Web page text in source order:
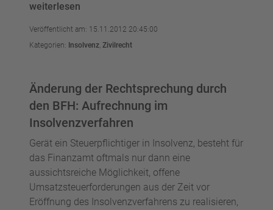
weiterlesen
Veröffentlicht am: 15.11.2012 20:45:00
Kategorien: Insolvenz, Zivilrecht
Änderung der Rechtsprechung durch
den BFH: Aufrechnung im
Insolvenzverfahren
Gerät ein Steuerpflichtiger in Insolvenz, besteht für
das Finanzamt oftmals nur dann eine
aussichtsreiche Möglichkeit, offene
Umsatzsteuerforderungen aus der Zeit vor
Eröffnung des Insolvenzverfahrens zu realisieren,